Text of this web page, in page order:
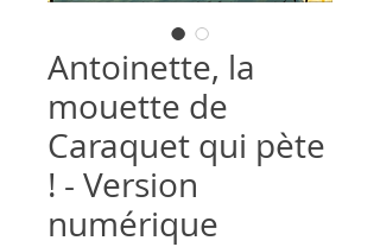
Antoinette, la
mouette de
Caraquet qui pète
! - Version
numérique